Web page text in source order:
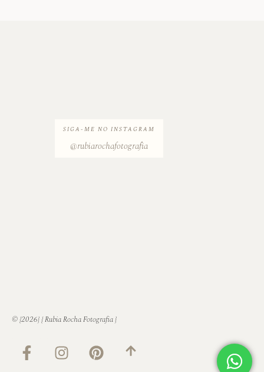
SIGA-ME NO INSTAGRAM
@rubiarochafotografia
© {2026} { Rubia Rocha Fotografia }